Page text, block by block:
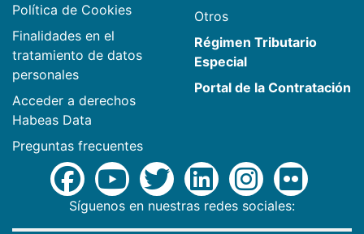
Política de Cookies
Finalidades en el
tratamiento de datos
personales
Acceder a derechos
Habeas Data
Preguntas frecuentes
Otros
Régimen Tributario
Especial
Portal de la Contratación
Síguenos en nuestras redes sociales: